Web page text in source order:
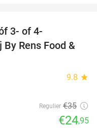
3- of 4-
Rens Food &
9.8 star
Regulier €35
€24,95